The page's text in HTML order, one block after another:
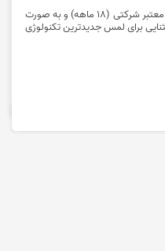
این محصولات با ضمانت اصالت و گارانتی معتبر شرکتی (۱۸ ماهه) و به صورت
برای لمس جدیدترین تکنولوژی